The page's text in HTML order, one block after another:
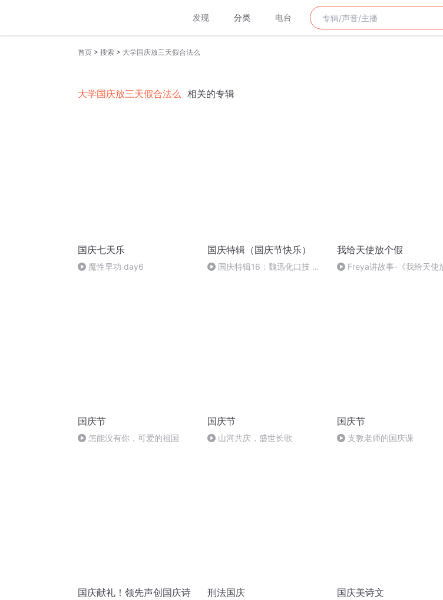
发现 分类 电台
首页 > 搜索 > 大学国庆放三天假合法么
大学国庆放三天假合法么 相关的专辑
国庆七天乐
魔性早功 day6
国庆特辑（国庆节快乐）
国庆特辑16：魏迅化口技 二
我给天使放个假
Freya讲故事-《我给天使
国庆节
怎能没有你，可爱的祖国
国庆节
山河共庆，盛世长歌
国庆节
支教老师的国庆课
国庆献礼！领先声创国庆诗
刑法国庆 国庆美诗文